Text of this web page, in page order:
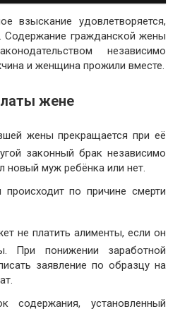
взыскание удовлетворяется,
Содержание гражданской жены
независимо
и женщина прожили вместе.
жене
жены прекращается при её
законный брак независимо
новый муж ребёнка или нет.
по причине смерти
не платить алименты, если он
При понижении заработной
заявление по образцу на
содержания, установленный